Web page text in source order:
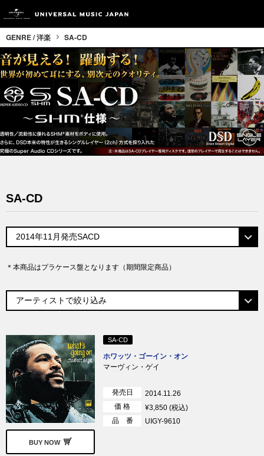
GENRE / 洋楽 SA-CD
SA-CD
＊本商品はプラケース盤となります（期間限定商品）
BUY NOW
SA-CD
ホワッツ・ゴーイン・オン
マーヴィン・ゲイ
発売日
2014.11.26
価 格
¥3,850 (税込)
品 番
UIGY-9610